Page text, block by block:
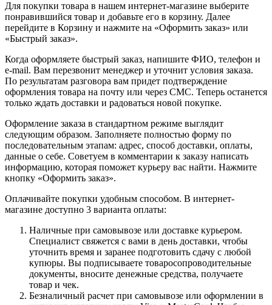
Для покупки товара в нашем интернет-магазине выберите
понравившийся товар и добавьте его в корзину. Далее
перейдите в Корзину и нажмите на «Оформить заказ» или
«Быстрый заказ».
Когда оформляете быстрый заказ, напишите ФИО, телефон и
e-mail. Вам перезвонит менеджер и уточнит условия заказа.
По результатам разговора вам придет подтверждение
оформления товара на почту или через СМС. Теперь останется
только ждать доставки и радоваться новой покупке.
Оформление заказа в стандартном режиме выглядит
следующим образом. Заполняете полностью форму по
последовательным этапам: адрес, способ доставки, оплаты,
данные о себе. Советуем в комментарии к заказу написать
информацию, которая поможет курьеру вас найти. Нажмите
кнопку «Оформить заказ».
Оплачивайте покупки удобным способом. В интернет-
магазине доступно 3 варианта оплаты:
Наличные при самовывозе или доставке курьером.
Специалист свяжется с вами в день доставки, чтобы
уточнить время и заранее подготовить сдачу с любой
купюры. Вы подписываете товаросопроводительные
документы, вносите денежные средства, получаете
товар и чек.
Безналичный расчет при самовывозе или оформлении в